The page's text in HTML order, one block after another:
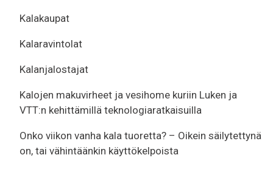
Kalakaupat
Kalaravintolat
Kalanjalostajat
Kalojen makuvirheet ja vesihome kuriin Luken ja
VTT:n kehittämillä teknologiaratkaisuilla
Onko viikon vanha kala tuoretta? – Oikein säilytettynä
on, tai vähintäänkin käyttökelpoista